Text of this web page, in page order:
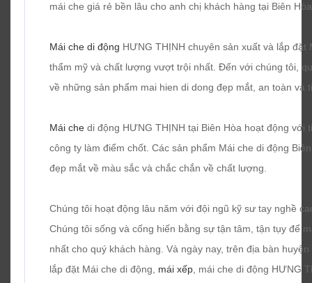
mái che giá rẻ bền lâu cho anh chị khách hàng tại Biên
Mái che di động HƯNG THỊNH chuyên sản xuất và lắp
thẩm mỹ và chất lượng vượt trội nhất. Đến với chúng tôi,
về những sản phẩm mai hien di dong đẹp mắt, an toàn và
Mái che di động HƯNG THỊNH tại Biên Hòa hoạt động với
công ty làm điểm chốt. Các sản phẩm Mái che di động
đẹp mắt về màu sắc và chắc chắn về chất lượng.
Chúng tôi hoạt động lâu năm với đội ngũ kỹ sư tay nghề
Chúng tôi sống và cống hiến bằng sự tận tâm, tận tụy để
nhất cho quý khách hàng. Và ngày nay, trên địa bàn
lắp đặt Mái che di động, mái xếp, mái che di động HƯNG